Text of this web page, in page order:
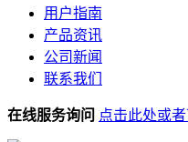
用户指南
产品资讯
公司新闻
联系我们
在线服务询问 点击此处或